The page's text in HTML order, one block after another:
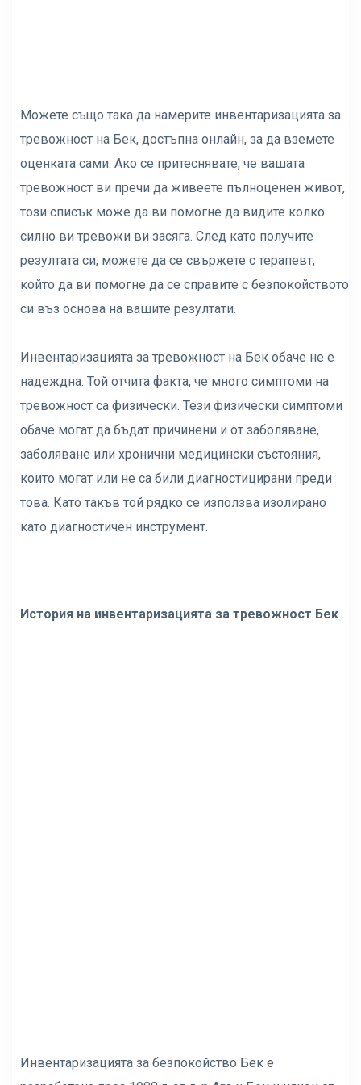
Можете също така да намерите инвентаризацията за
тревожност на Бек, достъпна онлайн, за да вземете
оценката сами. Ако се притеснявате, че вашата
тревожност ви пречи да живеете пълноценен живот,
този списък може да ви помогне да видите колко
силно ви тревожи ви засяга. След като получите
резултата си, можете да се свържете с терапевт,
който да ви помогне да се справите с безпокойството
си въз основа на вашите резултати.
Инвентаризацията за тревожност на Бек обаче не е
надеждна. Той отчита факта, че много симптоми на
тревожност са физически. Тези физически симптоми
обаче могат да бъдат причинени и от заболяване,
заболяване или хронични медицински състояния,
които могат или не са били диагностицирани преди
това. Като такъв той рядко се използва изолирано
като диагностичен инструмент.
История на инвентаризацията за тревожност Бек
Инвентаризацията за безпокойство Бек е